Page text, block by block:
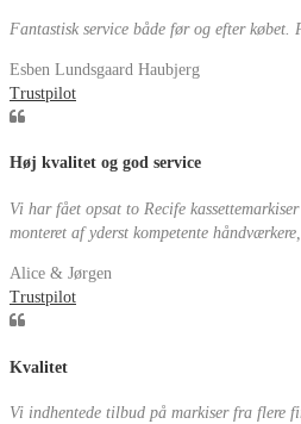
Fantastisk service både før og efter købet.
Esben Lundsgaard Haubjerg
Trustpilot
Høj kvalitet og god service
Vi har fået opsat to Recife
monteret af yderst kompetente
Alice & Jørgen
Trustpilot
Kvalitet
Vi indhentede tilbud på markiser fra flere